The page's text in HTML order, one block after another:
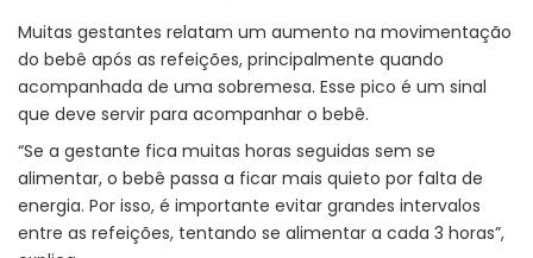
Muitas gestantes relatam um aumento na movimentação
do bebê após as refeições, principalmente quando
acompanhada de uma sobremesa. Esse pico é um sinal
que deve servir para acompanhar o bebê.
“Se a gestante fica muitas horas seguidas sem se
alimentar, o bebê passa a ficar mais quieto por falta de
energia. Por isso, é importante evitar grandes intervalos
entre as refeições, tentando se alimentar a cada 3 horas”,